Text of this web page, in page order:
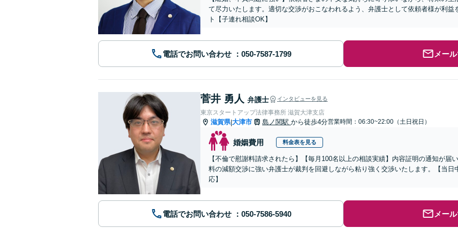
て尽力いたします。適切な交渉がおこなわれるよう、弁護士として依頼者様が利
ト【子連れ相談OK】
電話でお問い合わせ メー
菅井 勇人 弁護士 インタビューを見る
東京スタートアップ法律事務所 滋賀大津支店
滋賀県|大津市 島ノ関駅 から徒歩4分営業時間：06:30~22:00（土日祝日）
婚姻費用 料金表を見る
【不倫で慰謝料請求されたら】【毎月100名以上の相談実績】内容証明の通知が届
料の減額交渉に強い弁護士が裁判を回避しながら粘り強く交渉いたします。【当日
応】
電話でお問い合わせ メー